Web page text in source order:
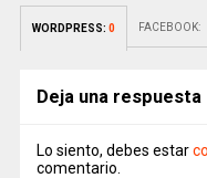
WORDPRESS: 0 FACEBOOK:
Deja una respuesta
Lo siento, debes estar
comentario.